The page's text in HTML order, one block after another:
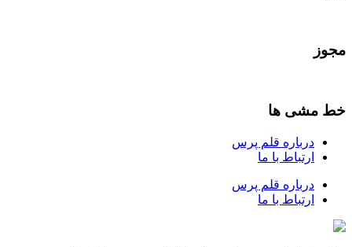
مجوز
خط مشی ها
درباره قلم پرس
ارتباط با ما
درباره قلم پرس
ارتباط با ما